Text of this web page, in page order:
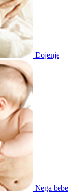
Dojenje
Nega bebe